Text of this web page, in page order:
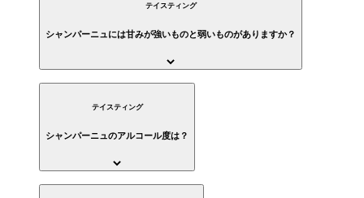
テイスティング
シャンパーニュには甘みが強いものと弱いものがありますか？
テイスティング
シャンパーニュのアルコール度は？